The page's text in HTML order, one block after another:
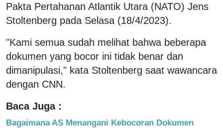
Pakta Pertahanan Atlantik Utara (NATO) Jens
Stoltenberg pada Selasa (18/4/2023).
"Kami semua sudah melihat bahwa beberapa
dokumen yang bocor ini tidak benar dan
dimanipulasi," kata Stoltenberg saat wawancara
dengan CNN.
Baca Juga :
Bagaimana AS Menangani Kebocoran Dokumen